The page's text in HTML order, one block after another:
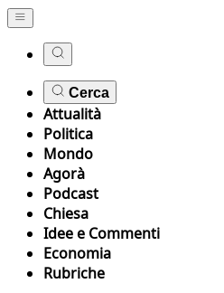
Cerca
Attualità
Politica
Mondo
Agorà
Podcast
Chiesa
Idee e Commenti
Economia
Rubriche